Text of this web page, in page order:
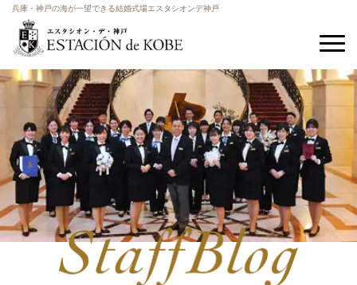
兵庫・神戸の海が一望できる結婚式場エスタシオンデ神戸